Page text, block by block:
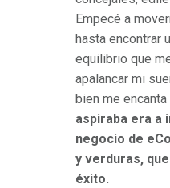
Empecé a
hasta encontrar
equilibrio que
apalancar mi
bien me
aspiraba era a
negocio de
y verduras,
éxito.